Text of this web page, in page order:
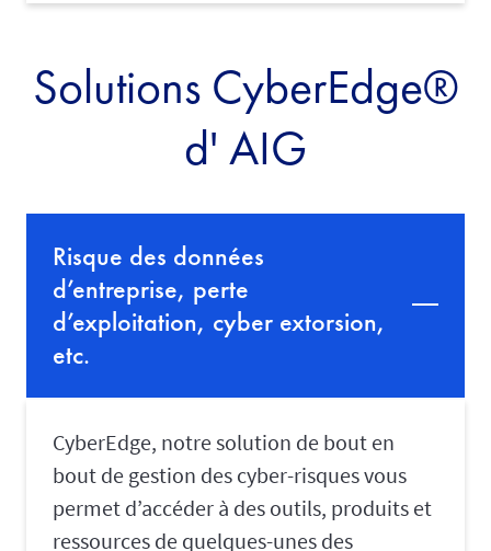
Solutions CyberEdge®
d' AIG
Risque des données
d’entreprise, perte
d’exploitation, cyber extorsion,
etc.
CyberEdge, notre solution de bout en
bout de gestion des cyber-risques vous
permet d’accéder à des outils, produits et
ressources de quelques-unes des